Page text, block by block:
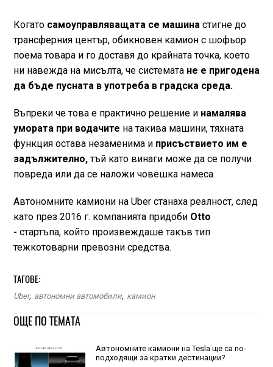
Когато самоуправляващата се машинастигне до
трансферния център, обикновен камион с шофьор
поема товара и го доставя до крайната точка, което
ни навежда на мисълта, че системата не е пригодена
да бъде пусната в употреба в градска среда.
Въпреки че това е практично решение и намалява
умората при водачите на такива машини, тяхната
функция остава незаменима и присъствието им е
задължително,тъй като винаги може да се получи
повреда или да се наложи човешка намеса.
Автономните камиони на Uber станаха реалност, след
като през 2016 г. компанията придоби Otto
- стартъпа, който произвеждаше такъв тип
тежкотоварни превозни средства.
ТАГОВЕ:
Uber, автономни автомобили, камион
ОЩЕ ПО ТЕМАТА
Автономните камиони на Tesla ще са по-
подходящи за кратки дестинации?